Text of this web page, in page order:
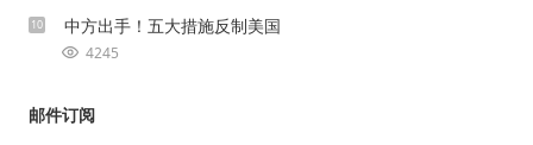
10 中方出手！五大措施反制美国
4245
邮件订阅